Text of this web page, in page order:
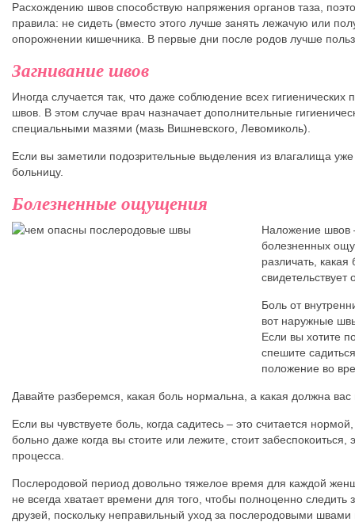
Расхождению швов способствую напряжения органов таза,
правила: не сидеть (вместо этого лучше занять лежачую или
опорожнении кишечника. В первые дни после родов лучше
Загнивание швов
Иногда случается так, что даже соблюдение всех
швов. В этом случае врач назначает дополнительные
специальными мазями (мазь Вишневского, Левомиколь).
Если вы заметили подозрительные выделения из влагалища
больницу.
Болезненные ощущения
Наложение швов
болезненных
различать,
Боль от
вот наружные
Если вы хотите
спешите
положение во
Давайте разберемся, какая боль нормальна, а какая должна вас
Если вы чувствуете боль, когда садитесь – это считается
больно даже когда вы стоите или лежите, стоит
процесса.
Послеродовой период довольно тяжелое время для каждой
не всегда хватает времени для того, чтобы полноценно
друзей, поскольку неправильный уход за послеродовыми